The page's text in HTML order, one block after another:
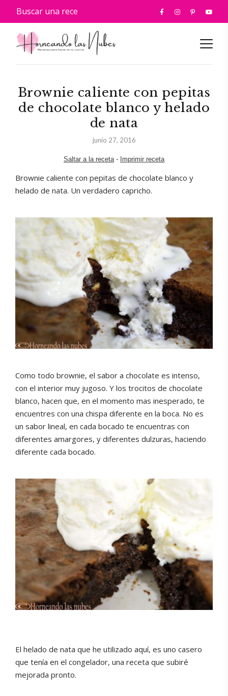
Brownie caliente con pepitas
de chocolate blanco y helado
de nata
junio 27, 2016
Saltar a la receta- Imprimir receta
Brownie caliente con pepitas de chocolate blanco y
helado de nata. Un verdadero capricho.
Como todo brownie, el sabor a chocolate es intenso,
con el interior muy jugoso. Y los trocitos de chocolate
blanco, hacen que, en el momento mas inesperado, te
encuentres con una chispa diferente en la boca. No es
un sabor lineal, en cada bocado te encuentras con
diferentes amargores, y diferentes dulzuras, haciendo
diferente cada bocado.
El helado de nata que he utilizado aquí, es uno casero
que tenía en el congelador, una receta que subiré
mejorada pronto.